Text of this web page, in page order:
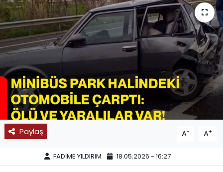
Paylaş A- A+
FADİME YILDIRIM 18.05.2026 - 16:27
SAĞLIK
SPOR
11:11 MANŞET